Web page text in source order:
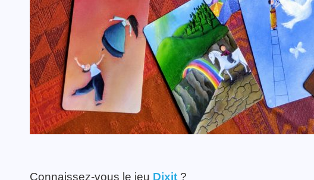
Connaissez-vous le jeu Dixit ?